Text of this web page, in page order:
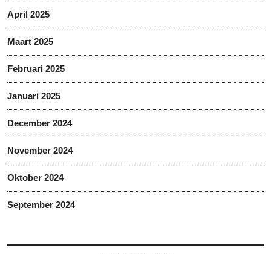
April 2025
Maart 2025
Februari 2025
Januari 2025
December 2024
November 2024
Oktober 2024
September 2024